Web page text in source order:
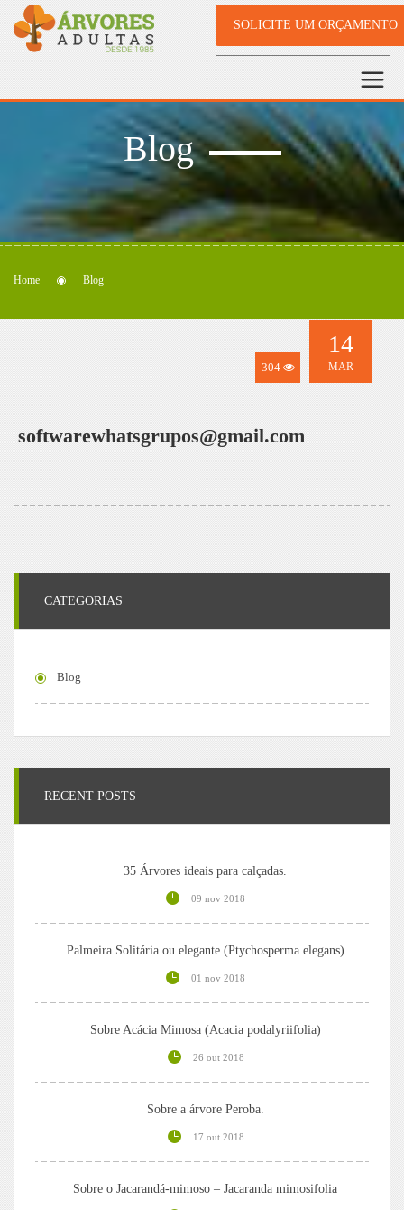
SOLICITE UM ORÇAMENTO
Blog
Home Blog
304
14
MAR
softwarewhatsgrupos@gmail.com
CATEGORIAS
Blog
RECENT POSTS
35 Árvores ideais para calçadas.
09 nov 2018
Palmeira Solitária ou elegante (Ptychosperma elegans)
01 nov 2018
Sobre Acácia Mimosa (Acacia podalyriifolia)
26 out 2018
Sobre a árvore Peroba.
17 out 2018
Sobre o Jacarandá-mimoso – Jacaranda mimosifolia